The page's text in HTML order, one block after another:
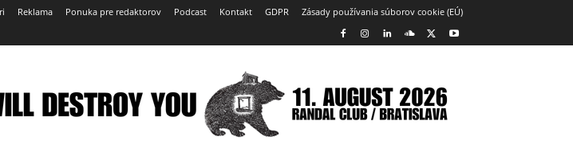
Reklama Ponuka pre redaktorov Podcast Kontakt GDPR Zásady používania súborov cookie (EÚ)